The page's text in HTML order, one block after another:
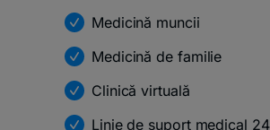
Medicină muncii
Medicină de familie
Clinică virtuală
Linie de suport medical